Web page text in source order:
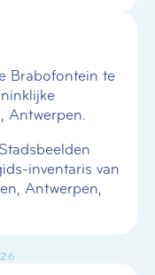
Brabofontein te
Antwerpen.
inventaris van
Antwerpen,